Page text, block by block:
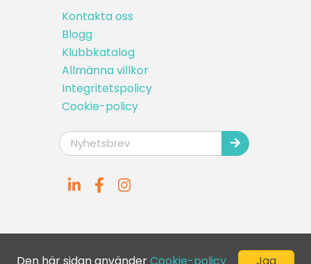
Kontakta oss
Blogg
Klubbkatalog
Allmänna villkor
Integritetspolicy
Cookie-policy